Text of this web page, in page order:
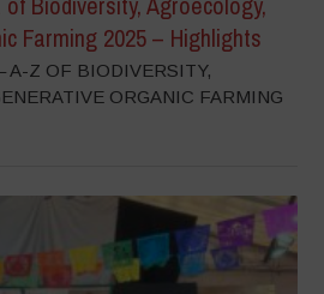
Farming 2025 – Highlights
A-Z OF BIODIVERSITY,
ORGANIC FARMING